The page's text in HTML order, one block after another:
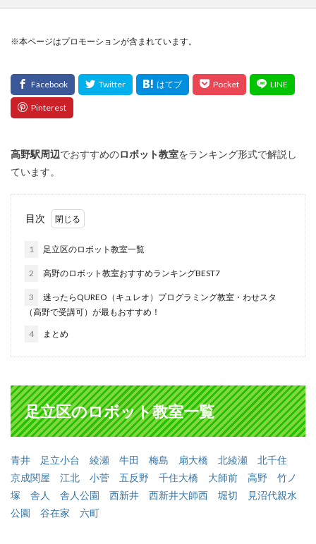
※本ページはプロモーションが含まれています。
高野駅周辺でおすすめのロボット教室をランキング形式で解説し
ています。
目次
1 足立区のロボット教室一覧
2 高野のロボット教室おすすめランキングBEST7
3
迷ったらQUREO（キュレオ）プログラミング教室・わせスタ
（高野で受講可）が最もおすすめ！
4 まとめ
足立区のロボット教室一覧
青井 足立小台 綾瀬 牛田 梅島 扇大橋 北綾瀬
北千住
京成関屋
江北 小菅 五反野 千住大橋 大師前 高野
竹ノ
塚
舎人 舎人公園 西新井 西新井大師西 堀切
見沼代親水
公園
谷在家 六町